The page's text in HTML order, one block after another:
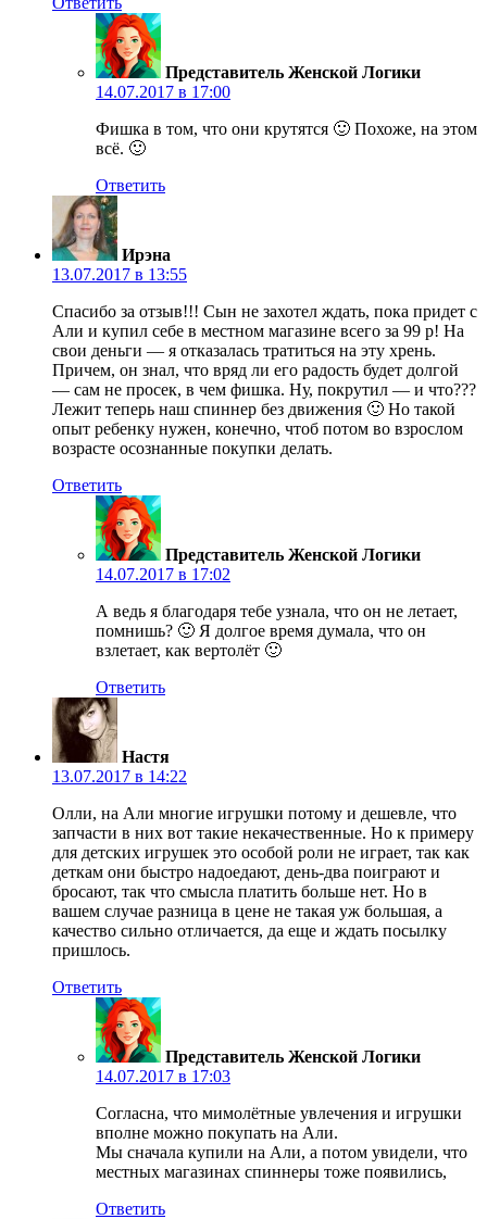
Представитель Женской Логики
14.07.2017 в 17:00
Фишка в том, что они крутятся 🙂 Похоже, на этом
всё. 🙂
Ответить
Ирэна
13.07.2017 в 13:55
Спасибо за отзыв!!! Сын не захотел ждать, пока придет с
Али и купил себе в местном магазине всего за 99 р! На
свои деньги — я отказалась тратиться на эту хрень.
Причем, он знал, что вряд ли его радость будет долгой
— сам не просек, в чем фишка. Ну, покрутил — и что???
Лежит теперь наш спиннер без движения 🙂 Но такой
опыт ребенку нужен, конечно, чтоб потом во взрослом
возрасте осознанные покупки делать.
Ответить
Представитель Женской Логики
14.07.2017 в 17:02
А ведь я благодаря тебе узнала, что он не летает,
помнишь? 🙂 Я долгое время думала, что он
взлетает, как вертолёт 🙂
Ответить
Настя
13.07.2017 в 14:22
Олли, на Али многие игрушки потому и дешевле, что
запчасти в них вот такие некачественные. Но к примеру
для детских игрушек это особой роли не играет, так как
деткам они быстро надоедают, день-два поиграют и
бросают, так что смысла платить больше нет. Но в
вашем случае разница в цене не такая уж большая, а
качество сильно отличается, да еще и ждать посылку
пришлось.
Ответить
Представитель Женской Логики
14.07.2017 в 17:03
Согласна, что мимолётные увлечения и игрушки
вполне можно покупать на Али.
Мы сначала купили на Али, а потом увидели, что
местных магазинах спиннеры тоже появились,
Ответить